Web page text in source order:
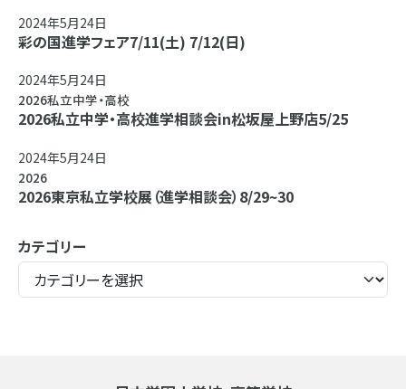
2024年5月24日
彩の国進学フェア7/11(土) 7/12(日)
2024年5月24日
2026私立中学・高校
2026私立中学・高校進学相談会in松坂屋上野店5/25
2024年5月24日
2026
2026東京私立学校展（進学相談会）8/29~30
カテゴリー